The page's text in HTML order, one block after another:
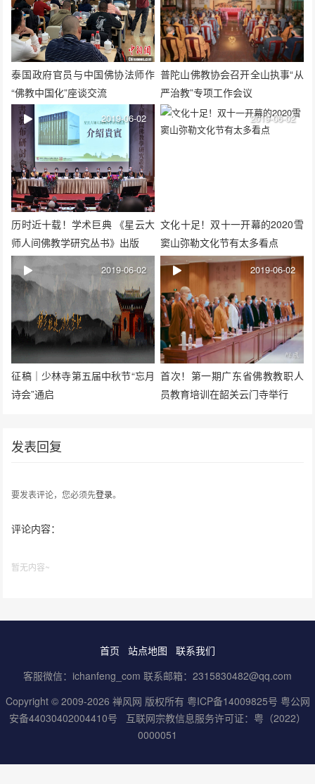
泰国政府官员与中国佛协法师作
“佛教中国化”座谈交流
普陀山佛教协会召开全山执事“从
严治教”专项工作会议
历时近十载！学术巨典 《星云大
师人间佛教学研究丛书》出版
2019-06-02
文化十足！双十一开幕的2020雪
窦山弥勒文化节有太多看点
2019-06-02
征稿｜少林寺第五届中秋节“忘月
诗会”通启
2019-06-02
首次！第一期广东省佛教教职人
员教育培训在韶关云门寺举行
2019-06-02
发表回复
要发表评论，您必须先登录。
评论内容：
暂无内容~
首页 站点地图
联系我们
客服微信：ichanfeng_com 联系邮箱：2315830482@qq.com
Copyright © 2009-2026 禅风网 版权所有 粤ICP备14009825号 粤公网
安备44030402004410号
互联网宗教信息服务许可证：粤（2022）
0000051